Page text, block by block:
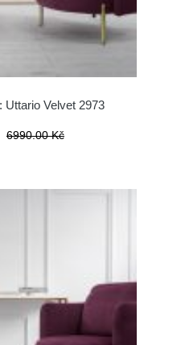
Uttario Velvet 2973
6990.00 Kč